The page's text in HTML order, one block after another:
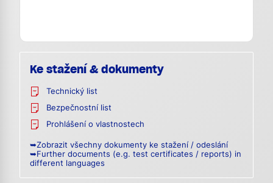
Ke stažení & dokumenty
Technický list
Bezpečnostní list
Prohlášení o vlastnostech
➥Zobrazit všechny dokumenty ke stažení / odeslání
➥Further documents (e.g. test certificates / reports) in
different languages